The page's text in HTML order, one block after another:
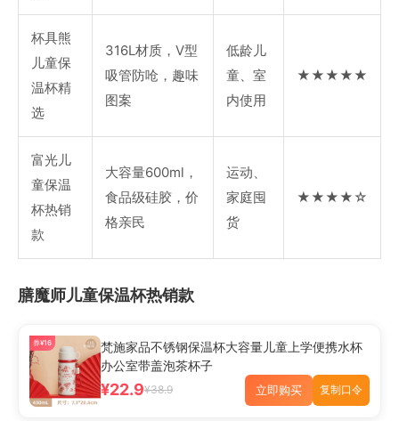
杯具熊
儿童保
温杯精
选
316L材质，V型
吸管防呛，趣味
图案
低龄儿
童、室
内使用
★★★★★
富光儿
童保温
杯热销
款
大容量600ml，
食品级硅胶，价
格亲民
运动、
家庭囤
货
★★★★☆
膳魔师儿童保温杯热销款
券¥16
梵施家品不锈钢保温杯大容量儿童上学便携水杯
办公室带盖泡茶杯子
¥22.9¥38.9 立即购买 复制口令